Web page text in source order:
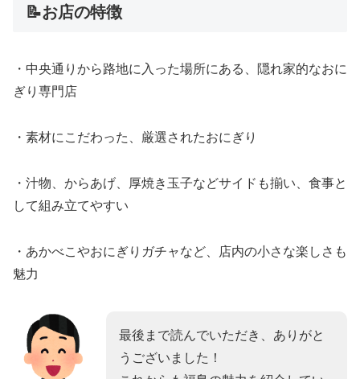
📝お店の特徴
・中央通りから路地に入った場所にある、隠れ家的なおに
ぎり専門店
・素材にこだわった、厳選されたおにぎり
・汁物、からあげ、厚焼き玉子などサイドも揃い、食事と
して組み立てやすい
・あかべこやおにぎりガチャなど、店内の小さな楽しさも
魅力
最後まで読んでいただき、ありがと
うございました！